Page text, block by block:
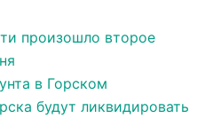
произошло второе